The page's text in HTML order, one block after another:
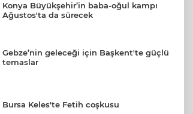
Konya Büyükşehir’in baba-oğul kampı
Ağustos'ta da sürecek
Gebze’nin geleceği için Başkent'te güçlü
temaslar
Bursa Keles'te Fetih coşkusu